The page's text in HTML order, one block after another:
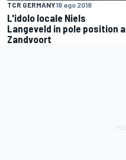
TCR GERMANY18 ago 2018
L'idolo locale Niels
Langeveld in pole position a
Zandvoort